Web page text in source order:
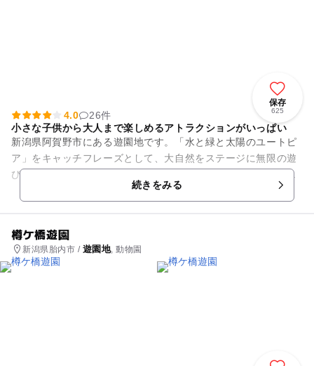
保存
625
4.0
26件
小さな子供から大人まで楽しめるアトラクションがいっぱい
新潟県阿賀野市にある遊園地です。「水と緑と太陽のユートピ
ア」をキャッチフレーズとして、大自然をステージに無限の遊
びの世界が広がります。ジェットコースターや大観覧車などバ
ラエティーに富んだアトラク...続きをみる
樽ケ橋遊園
新潟県胎内市 / 遊園地, 動物園